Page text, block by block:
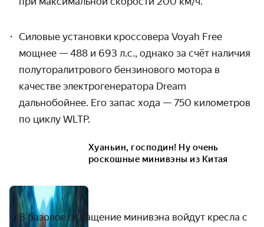
Силовые установки кроссовера Voyah Free
мощнее — 488 и 693 л.с., однако за счёт наличия
полуторалитрового бензинового мотора в
качестве электрогенератора Dream
дальнобойнее. Его запас хода — 750 километров
по циклу WLTP.
Хуаньин, господин! Ну очень
роскошные минивэны из Китая
В базовое оснащение минивэна войдут кресла с